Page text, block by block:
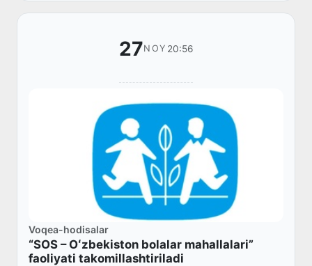
27NOY 20:56
Voqea-hodisalar
“SOS – Oʻzbekiston bolalar mahallalari”
faoliyati takomillashtiriladi